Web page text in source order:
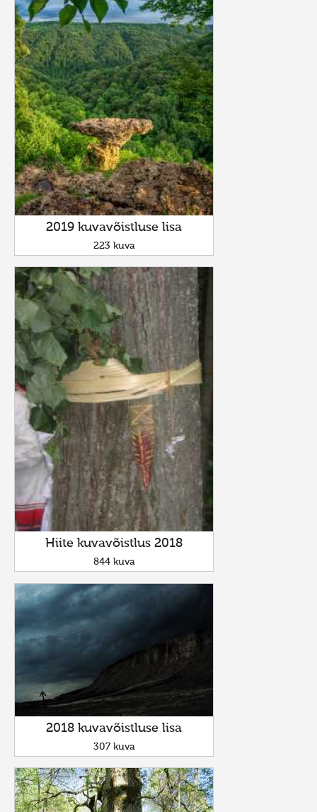
2019 kuvavõistluse lisa
223 kuva
Hiite kuvavõistlus 2018
844 kuva
2018 kuvavõistluse lisa
307 kuva